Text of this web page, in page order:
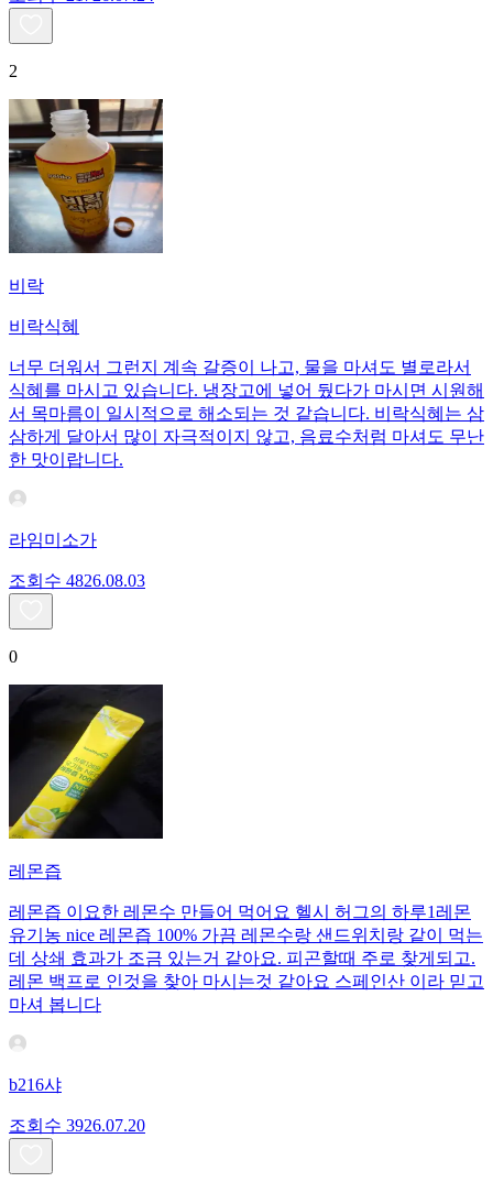
2
비락
비락식혜
너무 더워서 그런지 계속 갈증이 나고, 물을 마셔도 별로라서
식혜를 마시고 있습니다. 냉장고에 넣어 뒀다가 마시면 시원해
서 목마름이 일시적으로 해소되는 것 같습니다. 비락식혜는 삼
삼하게 달아서 많이 자극적이지 않고, 음료수처럼 마셔도 무난
한 맛이랍니다.
라임미소가
조회수 4826.08.03
0
레몬즙
레몬즙 이요한 레몬수 만들어 먹어요 헬시 허그의 하루1레몬
유기농 nice 레몬즙 100% 가끔 레몬수랑 샌드위치랑 같이 먹는
데 상쇄 효과가 조금 있는거 같아요. 피곤할때 주로 찾게되고.
레몬 백프로 인것을 찾아 마시는것 같아요 스페인산 이라 믿고
마셔 봅니다
b216샤
조회수 3926.07.20